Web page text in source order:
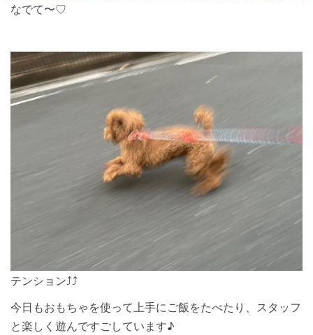
なでて〜♡
テンション⤴︎⤴︎
今日もおもちゃを使って上手にご飯をたべたり、スタッフ
と楽しく遊んですごしています♪